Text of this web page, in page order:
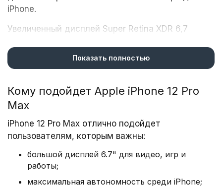
iPhone.
Увеличенный дисплей Super Retina XDR 6,7
которой риск повреждений дисплея при
падении в 4 раза ниже.
Потрясающее качество
лучшей на iPhone системе камер Pro.
Оптический зум с диапазоном 5x. Съёмка,
кинематографического качества в стандарте
Dolby Vision. Ночной режим для портретов и
дополненная реальность нового уровня
благодаря сканеру LiDAR.
Мощный процессор A14 Bionic. И новые
Показать полностью
Кому подойдет Apple iPhone 12 Pro
Max
iPhone 12 Pro Max отлично подойдет
пользователям, которым важны:
большой дисплей 6.7" для видео, игр и
работы;
максимальная автономность среди iPhone;